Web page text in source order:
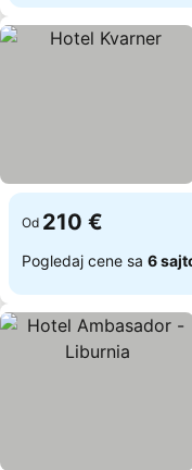
Od 210 €
Pogledaj cene sa 6